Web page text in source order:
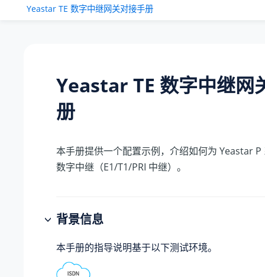
Yeastar TE 数字中继网关对接手册
Yeastar TE 数字中继网
册
本手册提供一个配置示例，介绍如何为 Yeastar P
数字中继（E1/T1/PRI 中继）。
背景信息
本手册的指导说明基于以下测试环境。